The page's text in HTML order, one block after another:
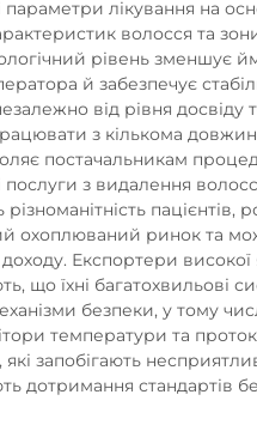
параметри лікування на
волосся та
рівень зменшує
й забезпечує
від рівня досвіду
з кількома
постачальникам
послуги з видалення
різноманітність
охоплюваний ринок та
Експортери високої
що їхні багатохвильові
безпеки, у тому
температури та
запобігають
дотримання стандартів